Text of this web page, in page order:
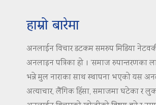
हाम्रो बारेमा
अनलाईन विचार डटकम समरुप मिडिया नेटवर्क
अनलाइन पत्रिका हो । ‘समाज रुपान्तरणका
भन्ने मुल नाराका साथ स्थापना भएको यस
अत्याचार, लैंगिक हिंसा, समाजमा घटेका र